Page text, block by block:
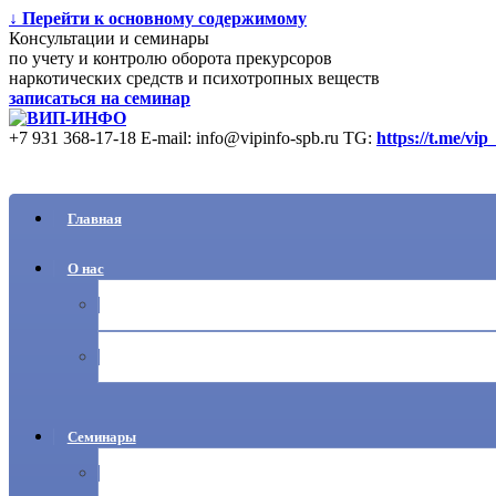
↓ Перейти к основному содержимому
Консультации и семинары
по учету и контролю оборота прекурсоров
наркотических средств и психотропных веществ
записаться на семинар
+7 931 368-17-18 E-mail: info@vipinfo-spb.ru TG: https://t.me/
Главная
О нас
Семинары